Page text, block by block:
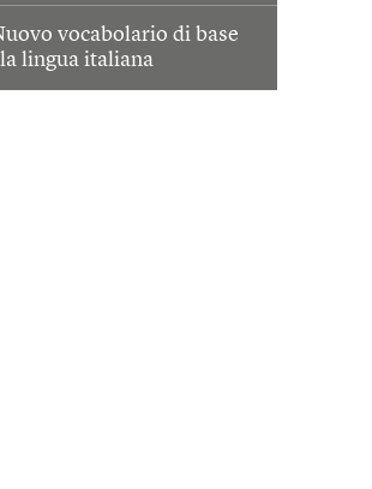
vocabolario di base
lingua italiana